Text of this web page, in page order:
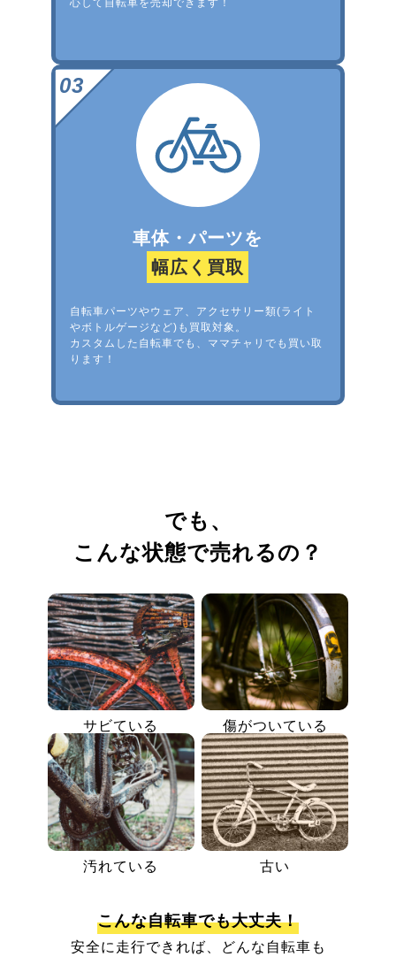
心して自転車を売却できます！
車体・パーツを
幅広く買取
自転車パーツやウェア、アクセサリー類(ライト
やボトルゲージなど)も買取対象。
カスタムした自転車でも、ママチャリでも買い取
ります！
でも、
こんな状態で売れるの？
サビている 傷がついている
汚れている 古い
こんな自転車でも大丈夫！
安全に走行できれば、どんな自転車も